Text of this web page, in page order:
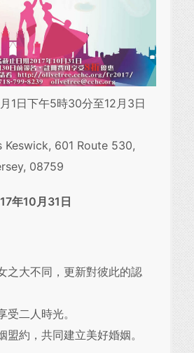
1日下午5時30分至12月3日
Keswick, 601 Route 530,
08759
7年10月 31 日
之大不同，更新對彼此的認
受二人時光。
盟約，共同建立美好婚姻。